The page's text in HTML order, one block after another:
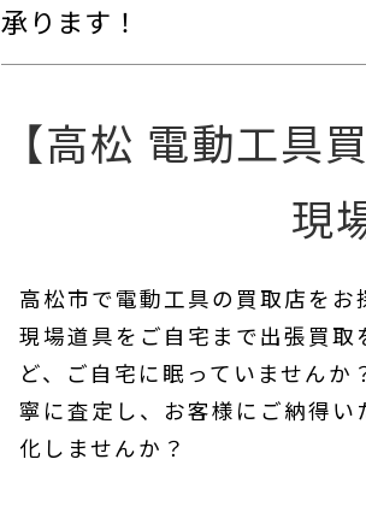
承ります！
【高松 電動工具
現
高松市で電動工具の買取店を
現場道具をご自宅まで出張買
ど、ご自宅に眠っていません
寧に査定し、お客様にご納得
化しませんか？